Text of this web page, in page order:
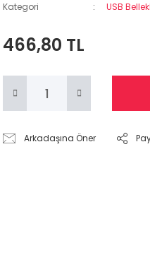
Kategori USB
466,80 TL
Arkadaşına Öner